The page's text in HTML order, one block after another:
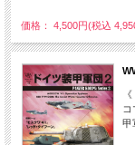
価格： 4,500円(税込
甲